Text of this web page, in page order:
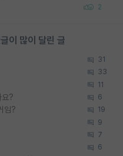
2
이 많이 달린 글
31
33
11
요? 6
임? 19
9
7
6